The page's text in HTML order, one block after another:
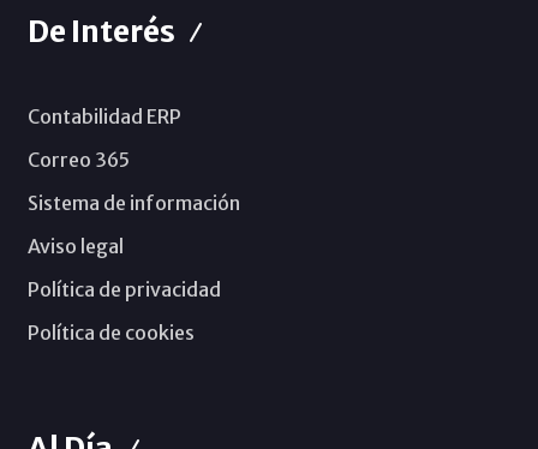
De Interés
Contabilidad ERP
Correo 365
Sistema de información
Aviso legal
Política de privacidad
Política de cookies